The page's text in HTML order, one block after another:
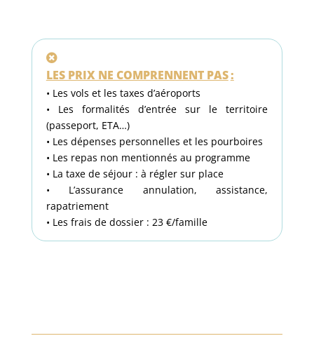
LES PRIX NE COMPRENNENT PAS:
• Les vols et les taxes d’aéroports
• Les formalités d’entrée sur le territoire
(passeport, ETA…)
• Les dépenses personnelles et les pourboires
• Les repas non mentionnés au programme
• La taxe de séjour : à régler sur place
• L’assurance annulation, assistance,
rapatriement
• Les frais de dossier : 23 €/famille